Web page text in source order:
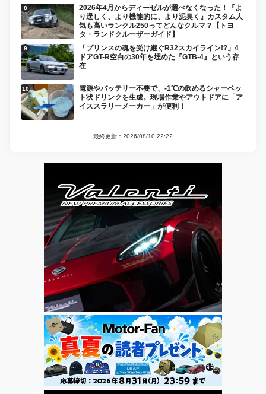
2026年4月からディーゼルが選べなくなった！『よ
り逞しく、より機能的に、より泥臭く』カスタム人
気も高いランクル250ってどんなクルマ？【トヨ
タ・ランドクルーザーガイド】
「プリンスの魂を受け継ぐR32スカイライン!?」4
ドアGT-R空白の30年を埋めた『GTB-4』という存
在
電源やバッテリー不要で、-1℃の飲めるシャーベッ
ト状ドリンクを生成。現場作業やアウトドアに「ア
イススラリーメーカー」が便利！
最終更新：2026/08/10 22:22